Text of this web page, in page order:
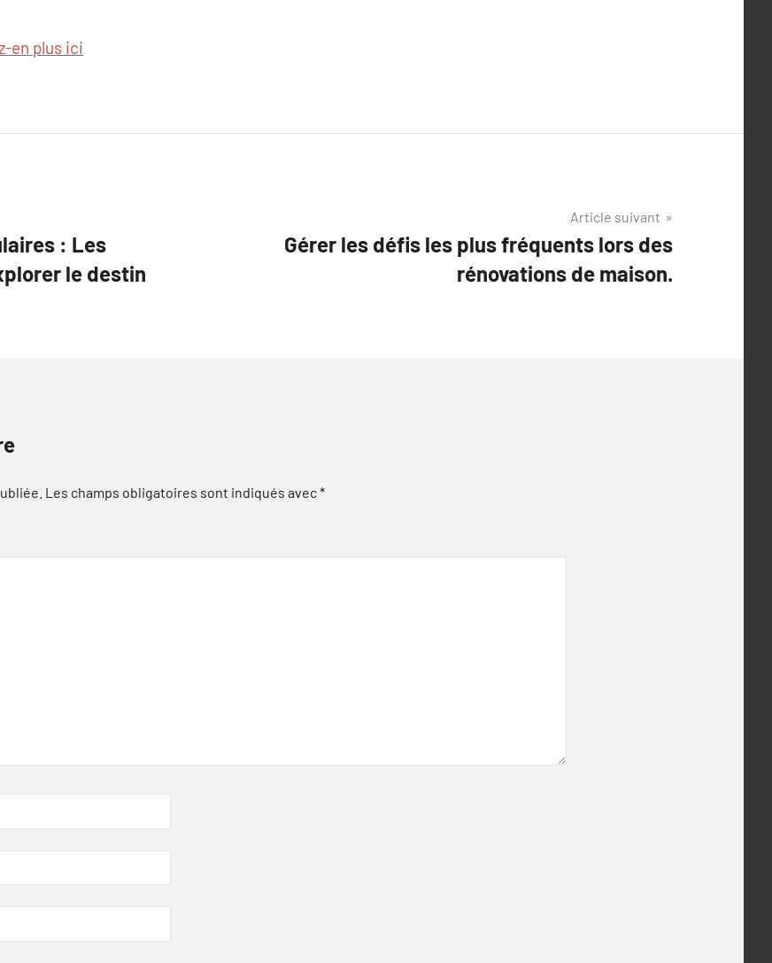
en plus ici
: Les
le destin
Article suivant
Gérer les défis les plus fréquents lors des
rénovations de maison.
Les champs obligatoires sont indiqués avec*